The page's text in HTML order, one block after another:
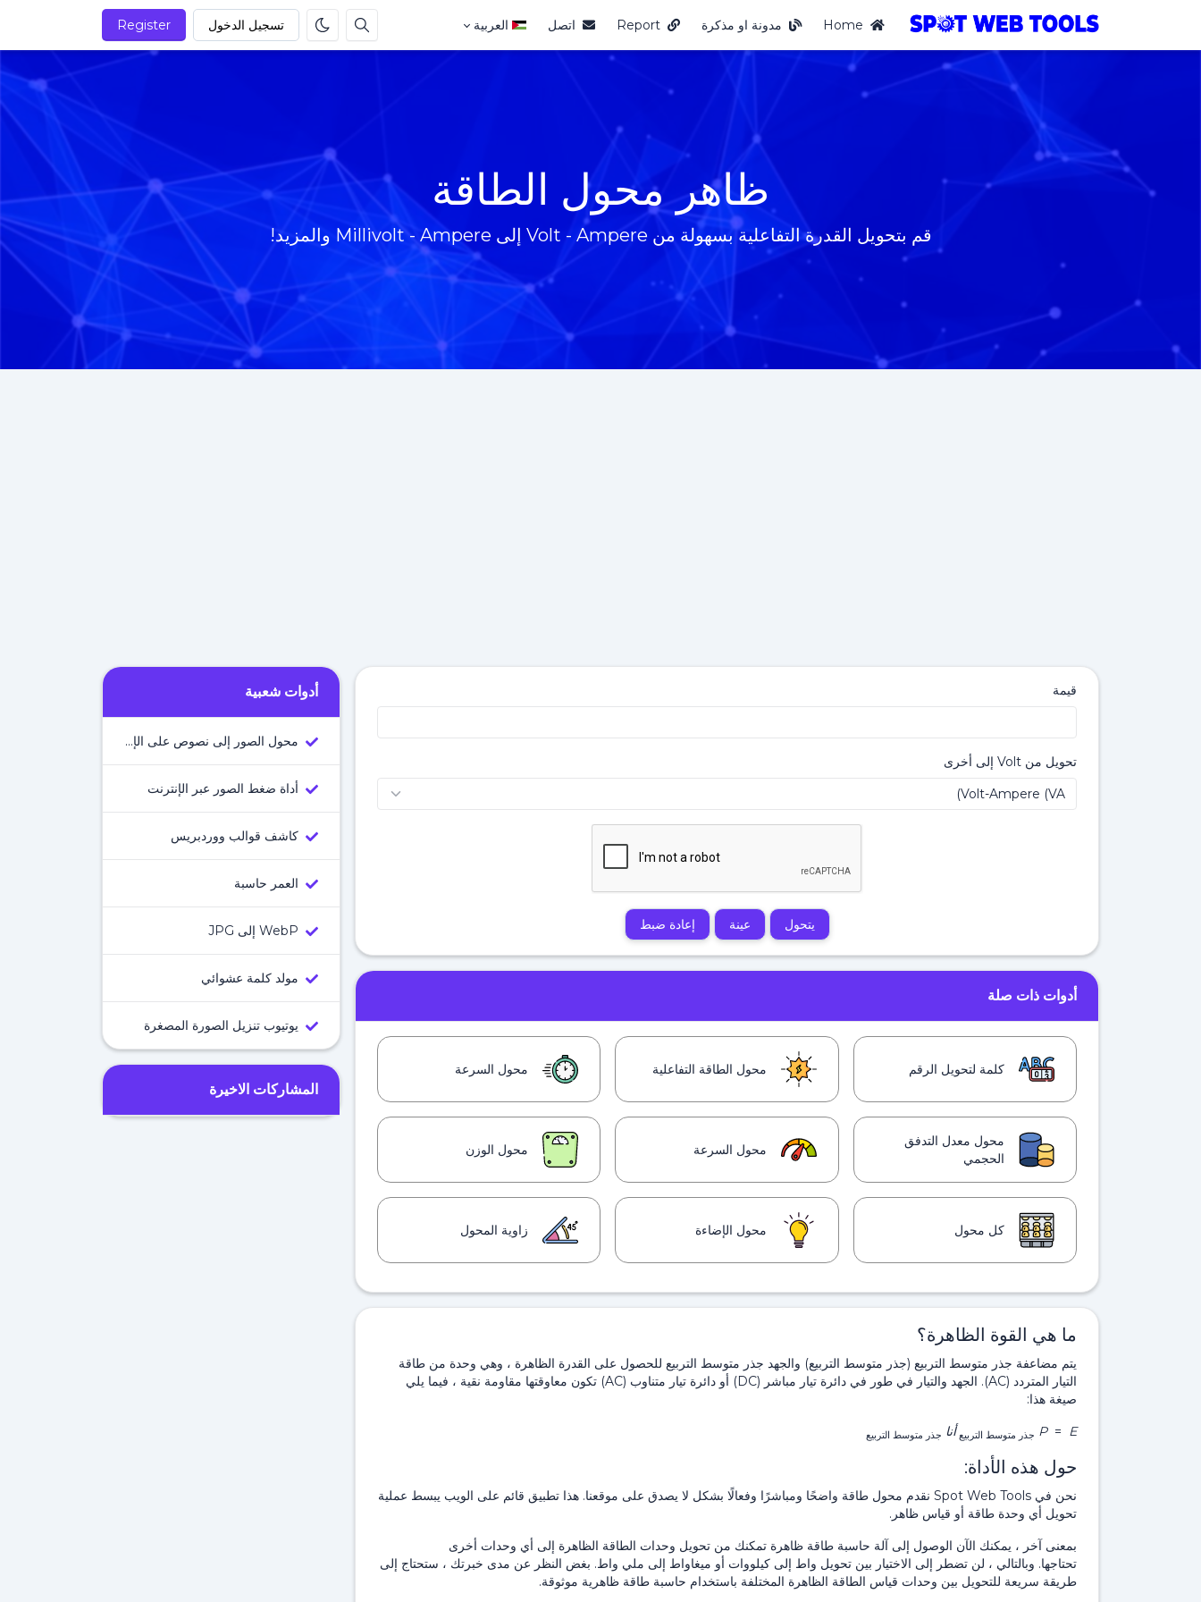
تسجيل الدخول Register Home مدونة او مذكرة Report اتصل العربية
ظاهر محول الطاقة
قم بتحويل القدرة التفاعلية بسهولة من Volt - Ampere إلى Millivolt - Ampere والمزيد!
قيمة
تحويل من Volt إلى أخرى
يتحول عينة إعادة ضبط
أدوات ذات صلة
كلمة لتحويل الرقم محول الطاقة التفاعلية محول السرعة
محول معدل التدفق
الحجمي
محول السرعة محول الوزن
كل محول محول الإضاءة زاوية المحول
ما هي القوة الظاهرة؟
يتم مضاعفة جذر متوسط ​​التربيع (جذر متوسط ​​التربيع) والجهد جذر متوسط ​​التربيع للحصول على القدرة الظاهرة ، وهي وحدة من طاقة
التيار المتردد (AC). الجهد والتيار في طور في دائرة تيار مباشر (DC) أو دائرة تيار متناوب (AC) تكون معاوقتها مقاومة نقية ، فيما يلي
صيغة هذا:
P= E جذر متوسط ​​التربيع أنا جذر متوسط ​​التربيع
حول هذه الأداة:
نحن في Spot Web Tools نقدم محول طاقة واضحًا ومباشرًا وفعالًا بشكل لا يصدق على موقعنا. هذا تطبيق قائم على الويب يبسط عملية
تحويل أي وحدة طاقة أو قياس ظاهر.
بمعنى آخر ، يمكنك الآن الوصول إلى آلة حاسبة طاقة ظاهرة تمكنك من تحويل وحدات الطاقة الظاهرة إلى أي وحدات أخرى
تحتاجها. وبالتالي ، لن تضطر إلى الاختيار بين تحويل واط إلى كيلووات أو ميغاواط إلى ملي واط. بغض النظر عن مدى خبرتك ، ستحتاج إلى
طريقة سريعة للتحويل بين وحدات قياس الطاقة الظاهرة المختلفة باستخدام حاسبة طاقة ظاهرية موثوقة.
أدوات شعبية
محول الصور إلى نصوص على الإنترنت
أداة ضغط الصور عبر الإنترنت
كاشف قوالب ووردبريس
العمر حاسبة
WebP إلى JPG
مولد كلمة عشوائي
يوتيوب تنزيل الصورة المصغرة
المشاركات الاخيرة